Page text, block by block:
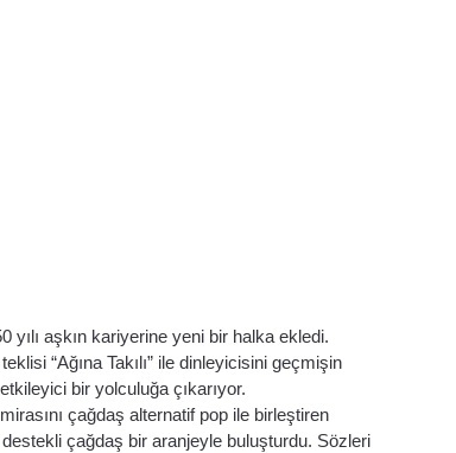
aşkın kariyerine yeni bir halka ekledi.
“Ağına Takılı” ile dinleyicisini geçmişin
bir yolculuğa çıkarıyor.
çağdaş alternatif pop ile birleştiren
destekli çağdaş bir aranjeyle buluşturdu. Sözleri